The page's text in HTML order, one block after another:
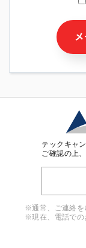
・ご請求された
・本サービス及
サービス又は商
・個人(法人の
計情報の作成お
※上記の利用目
4. 個人情報の第
ンをとるために
チャットツール
者等に提供する
テックキャ
ご確認の上
※通常、ご連絡を
※現在、電話での